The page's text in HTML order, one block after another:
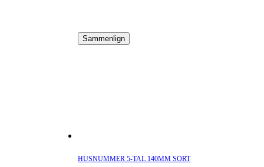
Sammenlign
HUSNUMMER 5-TAL 140MM SORT